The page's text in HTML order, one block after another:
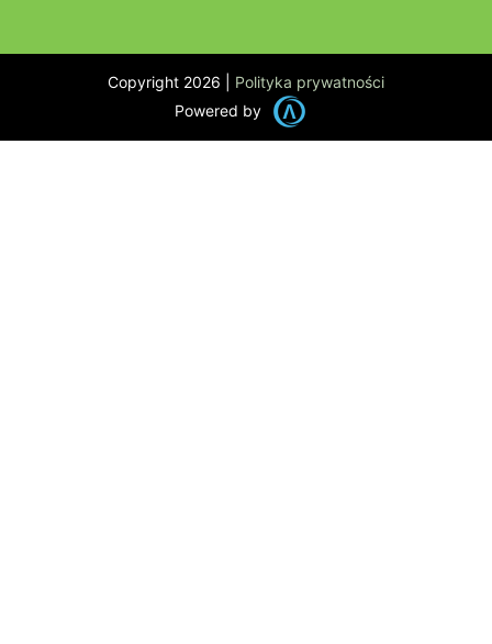
Copyright 2026 | Polityka prywatności
Powered by